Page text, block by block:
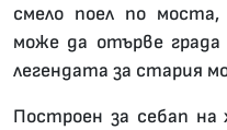
смело поел по
може да отърве
легендата за стария
Построен за себап